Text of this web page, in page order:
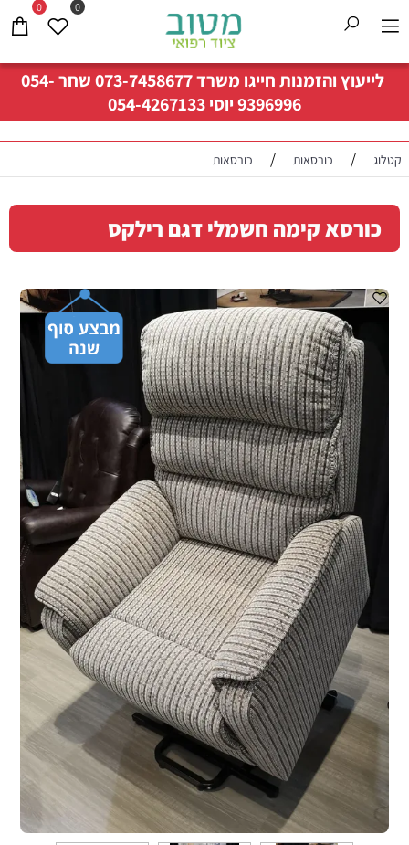
לייעוץ והזמנות חייגו משרד073-7458677שחר054-
9396996יוסי054-4267133
0 0
קטלוג / כורסאות / כורסאות
כורסא קימה חשמלי דגם רילקס